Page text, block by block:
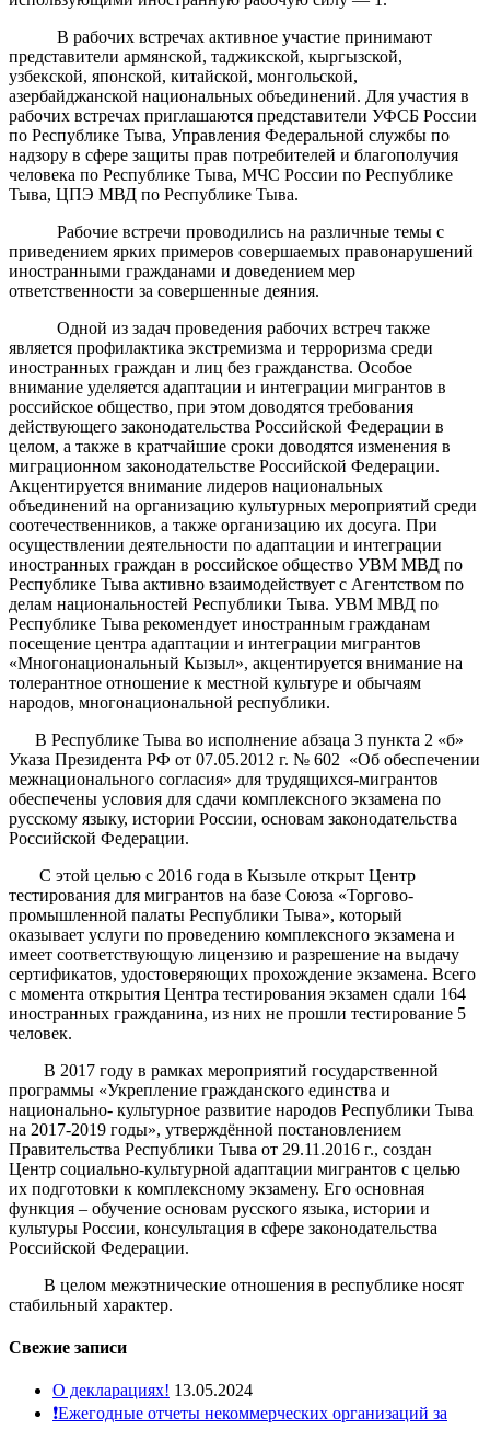
В рабочих встречах активное участие принимают
представители армянской, таджикской, кыргызской,
узбекской, японской, китайской, монгольской,
азербайджанской национальных объединений. Для участия в
рабочих встречах приглашаются представители УФСБ России
по Республике Тыва, Управления Федеральной службы по
надзору в сфере защиты прав потребителей и благополучия
человека по Республике Тыва, МЧС России по Республике
Тыва, ЦПЭ МВД по Республике Тыва.
Рабочие встречи проводились на различные темы с
приведением ярких примеров совершаемых правонарушений
иностранными гражданами и доведением мер
ответственности за совершенные деяния.
Одной из задач проведения рабочих встреч также
является профилактика экстремизма и терроризма среди
иностранных граждан и лиц без гражданства. Особое
внимание уделяется адаптации и интеграции мигрантов в
российское общество, при этом доводятся требования
действующего законодательства Российской Федерации в
целом, а также в кратчайшие сроки доводятся изменения в
миграционном законодательстве Российской Федерации.
Акцентируется внимание лидеров национальных
объединений на организацию культурных мероприятий среди
соотечественников, а также организацию их досуга. При
осуществлении деятельности по адаптации и интеграции
иностранных граждан в российское общество УВМ МВД по
Республике Тыва активно взаимодействует с Агентством по
делам национальностей Республики Тыва. УВМ МВД по
Республике Тыва рекомендует иностранным гражданам
посещение центра адаптации и интеграции мигрантов
«Многонациональный Кызыл», акцентируется внимание на
толерантное отношение к местной культуре и обычаям
народов, многонациональной республики.
В Республике Тыва во исполнение абзаца 3 пункта 2 «б»
Указа Президента РФ от 07.05.2012 г. № 602 «Об обеспечении
межнационального согласия» для трудящихся-мигрантов
обеспечены условия для сдачи комплексного экзамена по
русскому языку, истории России, основам законодательства
Российской Федерации.
С этой целью с 2016 года в Кызыле открыт Центр
тестирования для мигрантов на базе Союза «Торгово-
промышленной палаты Республики Тыва», который
оказывает услуги по проведению комплексного экзамена и
имеет соответствующую лицензию и разрешение на выдачу
сертификатов, удостоверяющих прохождение экзамена. Всего
с момента открытия Центра тестирования экзамен сдали 164
иностранных гражданина, из них не прошли тестирование 5
человек.
В 2017 году в рамках мероприятий государственной
программы «Укрепление гражданского единства и
национально- культурное развитие народов Республики Тыва
на 2017-2019 годы», утверждённой постановлением
Правительства Республики Тыва от 29.11.2016 г., создан
Центр социально-культурной адаптации мигрантов с целью
их подготовки к комплексному экзамену. Его основная
функция – обучение основам русского языка, истории и
культуры России, консультация в сфере законодательства
Российской Федерации.
В целом межэтнические отношения в республике носят
стабильный характер.
Свежие записи
О декларациях! 13.05.2024
❗️Ежегодные отчеты некоммерческих организаций за